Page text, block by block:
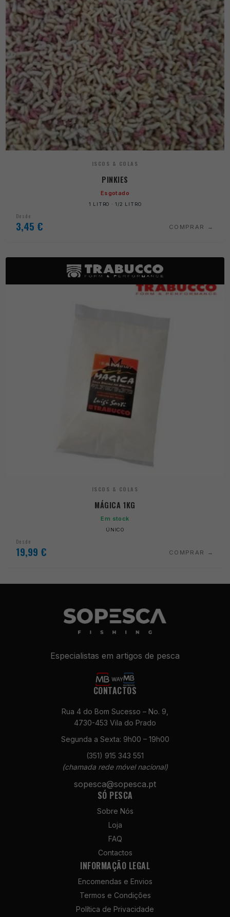
ISCOS & COLAS
PINKIES
Esgotado
1 LITRO · 1/2 LITRO
Desde
3,45 € COMPRAR
ISCOS & COLAS
MÁGICA 1KG
Em stock
ÚNICO
Desde
19,99 € COMPRAR
Especialistas em artigos de pesca
CONTACTOS
Rua 4 do Bom Sucesso – No. 9,
4730-453 Vila do Prado
Segunda a Sexta: 9h00 – 19h00
(351) 915 343 551
(chamada rede móvel nacional)
sopesca@sopesca.pt
SÓ PESCA
Sobre Nós
Loja
FAQ
Contactos
INFORMAÇÃO LEGAL
Encomendas e Envios
Termos e Condições
Política de Privacidade
Necessários
não são
opcionais. São
para o
Estatísticas
Para que
possamos
funcionalidade